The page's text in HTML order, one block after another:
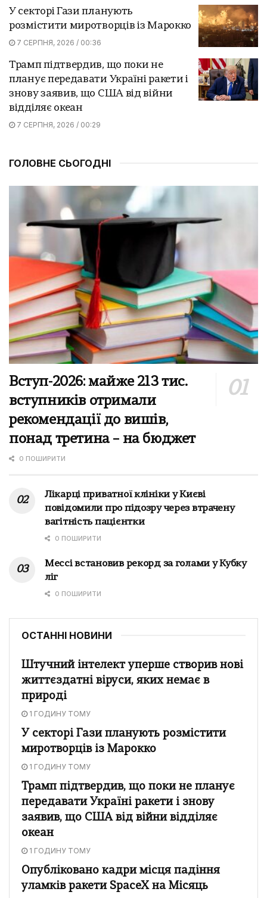
У секторі Гази планують
розмістити миротворців із Марокко
7 СЕРПНЯ, 2026 / 00:36
Трамп підтвердив, що поки не
планує передавати Україні ракети і
знову заявив, що США від війни
відділяє океан
7 СЕРПНЯ, 2026 / 00:29
ГОЛОВНЕ СЬОГОДНІ
Вступ-2026: майже 213 тис.
вступників отримали
рекомендації до вишів,
понад третина – на бюджет
0 ПОШИРИТИ
Лікарці приватної клініки у Києві
повідомили про підозру через втрачену
вагітність пацієнтки
0 ПОШИРИТИ
Мессі встановив рекорд за голами у Кубку
ліг
0 ПОШИРИТИ
ОСТАННІ НОВИНИ
Штучний інтелект уперше створив нові
життєздатні віруси, яких немає в
природі
1 ГОДИНУ ТОМУ
У секторі Гази планують розмістити
миротворців із Марокко
1 ГОДИНУ ТОМУ
Трамп підтвердив, що поки не планує
передавати Україні ракети і знову
заявив, що США від війни відділяє
океан
1 ГОДИНУ ТОМУ
Опубліковано кадри місця падіння
уламків ракети SpaceX на Місяць